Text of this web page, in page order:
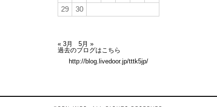
29
30
« 3月
5月 »
過去のブログはこちら
http://blog.livedoor.jp/tttk5jp/